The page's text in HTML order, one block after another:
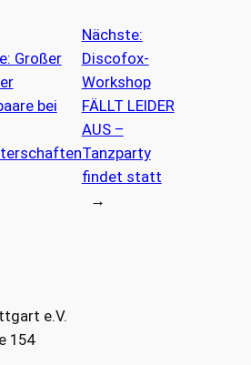
Großer
bei
Nächste:
Discofox-
Workshop
FÄLLT LEIDER
AUS –
Tanzparty
findet statt
→
e.V.
154